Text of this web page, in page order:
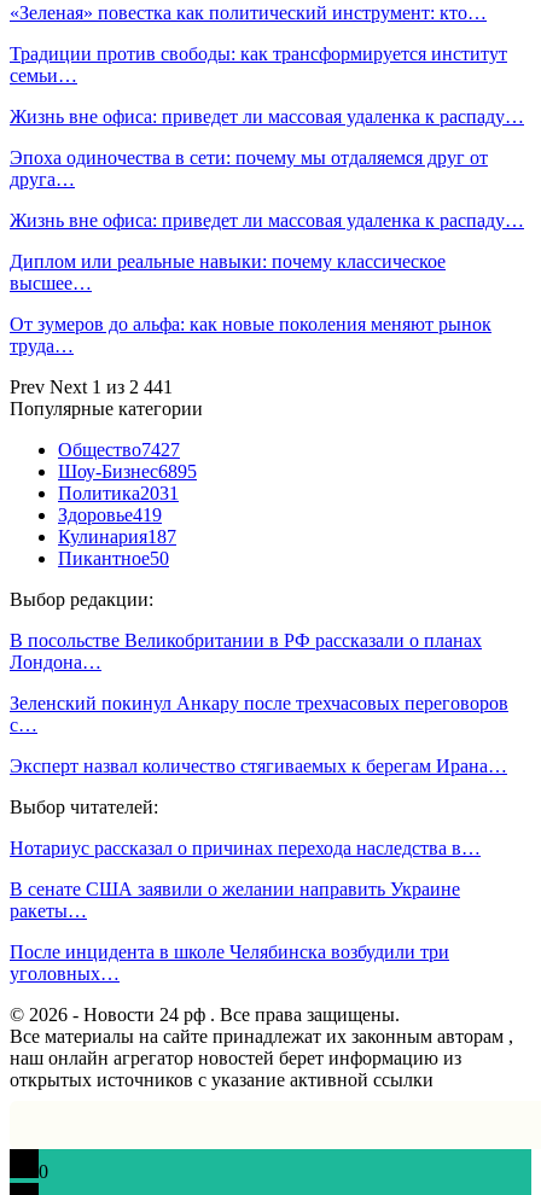
«Зеленая» повестка как политический инструмент: кто…
Традиции против свободы: как трансформируется институт
семьи…
Жизнь вне офиса: приведет ли массовая удаленка к распаду…
Эпоха одиночества в сети: почему мы отдаляемся друг от
друга…
Жизнь вне офиса: приведет ли массовая удаленка к распаду…
Диплом или реальные навыки: почему классическое
высшее…
От зумеров до альфа: как новые поколения меняют рынок
труда…
Prev Next 1 из 2 441
Популярные категории
Общество7427
Шоу-Бизнес6895
Политика2031
Здоровье419
Кулинария187
Пикантное50
Выбор редакции:
В посольстве Великобритании в РФ рассказали о планах
Лондона…
Зеленский покинул Анкару после трехчасовых переговоров
с…
Эксперт назвал количество стягиваемых к берегам Ирана…
Выбор читателей:
Нотариус рассказал о причинах перехода наследства в…
В сенате США заявили о желании направить Украине
ракеты…
После инцидента в школе Челябинска возбудили три
уголовных…
© 2026 - Новости 24 рф . Все права защищены.
Все материалы на сайте принадлежат их законным авторам ,
наш онлайн агрегатор новостей берет информацию из
открытых источников с указание активной ссылки
0